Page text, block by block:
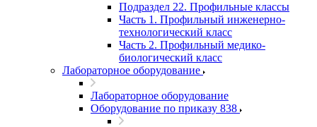
Подраздел 22. Профильные классы
Часть 1. Профильный инженерно-
технологический класс
Часть 2. Профильный медико-
биологический класс
Лабораторное оборудование
Лабораторное оборудование
Оборудование по приказу 838